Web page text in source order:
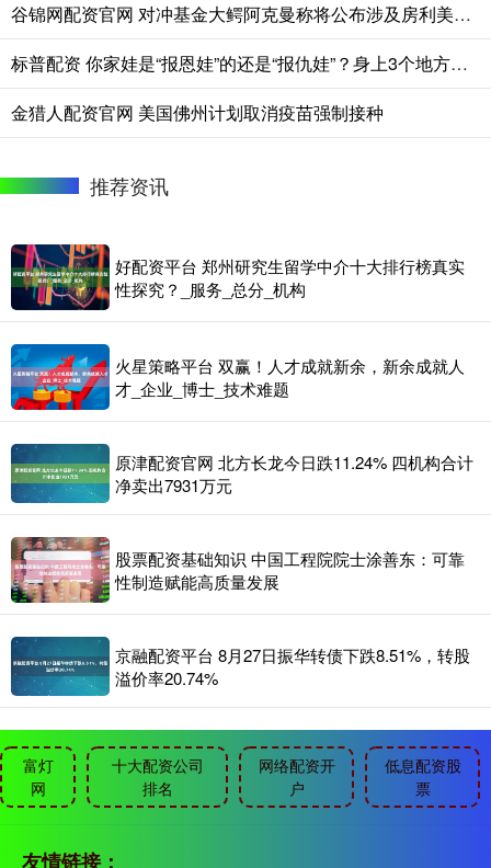
谷锦网配资官网 对冲基金大鳄阿克曼称将公布涉及房利美和房地美的新方案
标普配资 你家娃是“报恩娃”的还是“报仇娃”？身上3个地方就能看出，你家娃中了吗？
金猎人配资官网 美国佛州计划取消疫苗强制接种
推荐资讯
好配资平台 郑州研究生留学中介十大排行榜真实
性探究？_服务_总分_机构
火星策略平台 双赢！人才成就新余，新余成就人
才_企业_博士_技术难题
原津配资官网 北方长龙今日跌11.24% 四机构合计
净卖出7931万元
股票配资基础知识 中国工程院院士涂善东：可靠
性制造赋能高质量发展
京融配资平台 8月27日振华转债下跌8.51%，转股
溢价率20.74%
富灯
网
十大配资公司
排名
网络配资开
户
低息配资股
票
友情链接：